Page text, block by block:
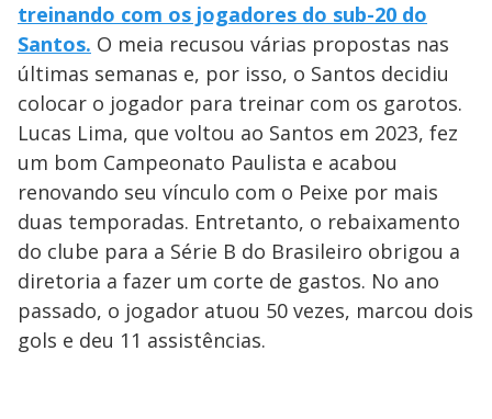
treinando com os jogadores do sub-20 do
Santos. O meia recusou várias propostas nas
últimas semanas e, por isso, o Santos decidiu
colocar o jogador para treinar com os garotos.
Lucas Lima, que voltou ao Santos em 2023, fez
um bom Campeonato Paulista e acabou
renovando seu vínculo com o Peixe por mais
duas temporadas. Entretanto, o rebaixamento
do clube para a Série B do Brasileiro obrigou a
diretoria a fazer um corte de gastos. No ano
passado, o jogador atuou 50 vezes, marcou dois
gols e deu 11 assistências.